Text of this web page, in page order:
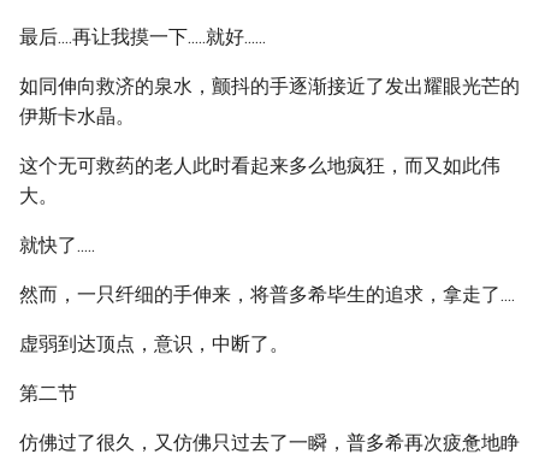
最后....再让我摸一下.....就好......
如同伸向救济的泉水，颤抖的手逐渐接近了发出耀眼光芒的
伊斯卡水晶。
这个无可救药的老人此时看起来多么地疯狂，而又如此伟
大。
就快了.....
然而，一只纤细的手伸来，将普多希毕生的追求，拿走了....
虚弱到达顶点，意识，中断了。
第二节
仿佛过了很久，又仿佛只过去了一瞬，普多希再次疲惫地睁